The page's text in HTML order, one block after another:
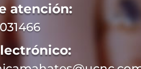
atención: